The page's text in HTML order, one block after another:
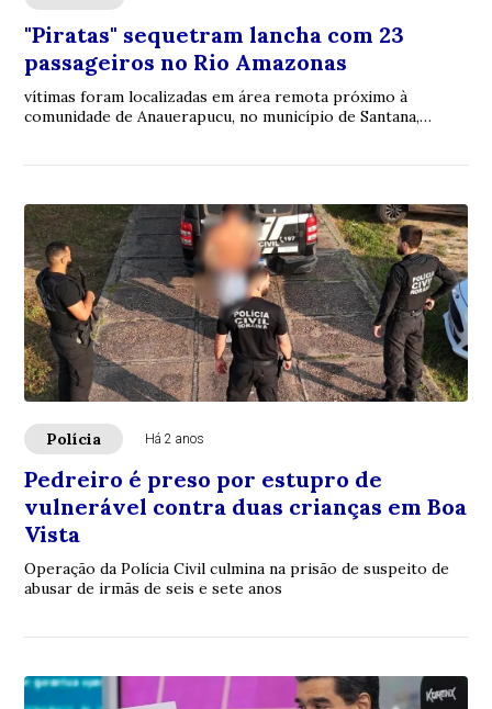
"Piratas" sequetram lancha com 23
passageiros no Rio Amazonas
vítimas foram localizadas em área remota próximo à
comunidade de Anauerapucu, no município de Santana,
Polícia Há 2 anos
Pedreiro é preso por estupro de
vulnerável contra duas crianças em Boa
Vista
Operação da Polícia Civil culmina na prisão de suspeito de
abusar de irmãs de seis e sete anos